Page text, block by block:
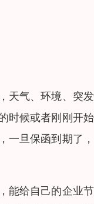
天气、环境、突
时候或者刚刚开
一旦保函到期了
能给自己的企业